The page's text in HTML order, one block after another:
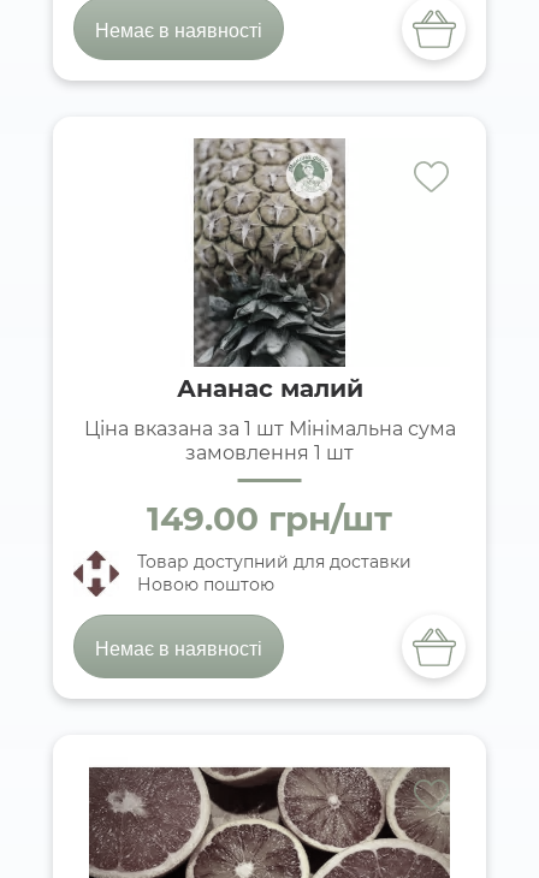
Немає в наявності
Ананас малий
Ціна вказана за 1 шт Мінімальна сума
замовлення 1 шт
149.00 грн/шт
Товар доступний для доставки
Новою поштою
Немає в наявності